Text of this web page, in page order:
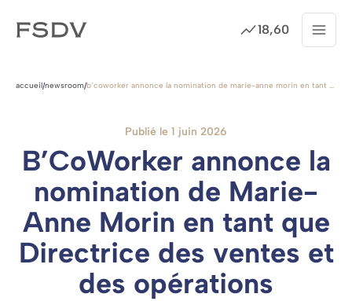
au
18,60
Cotation Menu
accueil/newsroom/ b’coworker annonce la nomination de marie-anne morin en tant que directrice des ventes et des opérations
Publié le 1 juin 2026
B’CoWorker annonce la
nomination de Marie-
Anne Morin en tant que
Directrice des ventes et
des opérations